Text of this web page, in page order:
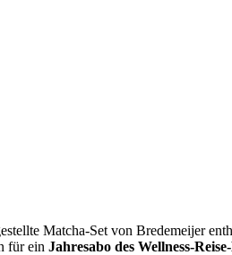
Matcha-Set von Bredemeijer
für ein Jahresabo des Wellness-